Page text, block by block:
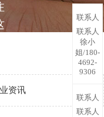
资讯
联系人
联系人
徐小
姐/180-
4692-
9306
联系人
联系人